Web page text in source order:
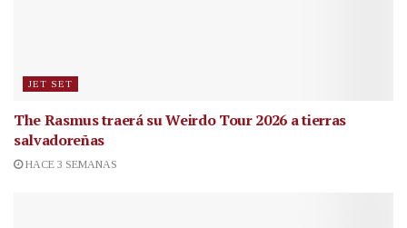
JET SET
The Rasmus traerá su Weirdo Tour 2026 a tierras
salvadoreñas
HACE 3 SEMANAS